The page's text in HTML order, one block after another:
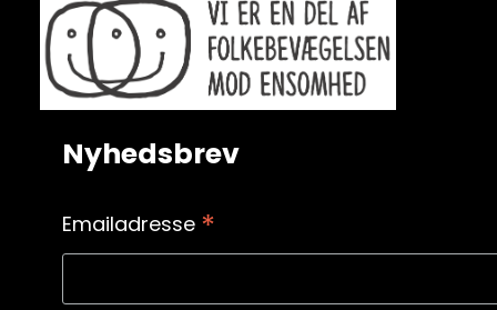
Nyhedsbrev
Emailadresse *